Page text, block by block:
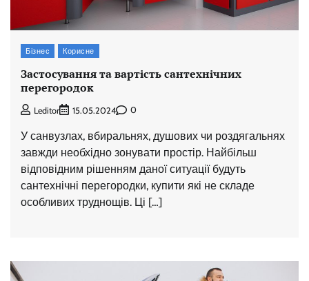
Бізнес Корисне
Застосування та вартість сантехнічних
перегородок
Leditor 15.05.2024 0
У санвузлах, вбиральнях, душових чи роздягальнях
завжди необхідно зонувати простір. Найбільш
відповідним рішенням даної ситуації будуть
сантехнічні перегородки, купити які не складе
особливих труднощів. Ці […]